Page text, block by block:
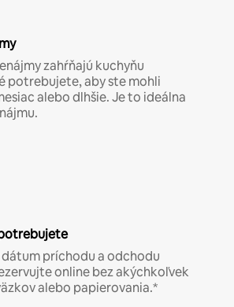
zahŕňajú kuchyňu
potrebujete, aby ste mohli
alebo dlhšie. Je to ideálna
príchodu a odchodu
online bez akýchkoľvek
alebo papierovania.*